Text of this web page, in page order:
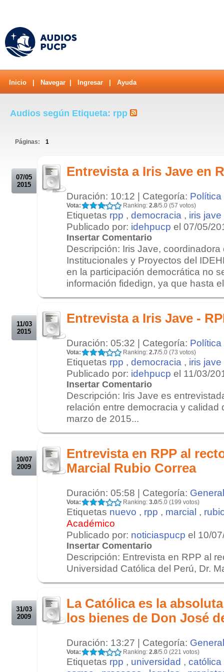
Inicio Navegar Ingresar Ayuda
Audios según Etiqueta: rpp
Páginas: 1
07/05
2015
Entrevista a Iris Jave en
Duración: 10:12 | Categoría: Política
Vota: Ranking: 2.8/5.0 (57 votos)
Etiquetas rpp , democracia , iris jave
Publicado por: idehpucp el 07/05/
Insertar Comentario
Descripción: Iris Jave,
Institucionales y Proyectos del
en la participación democrática no
información fidedign, ya que hasta
11/03
2015
Entrevista a Iris Jave -
Duración: 05:32 | Categoría: Política
Vota: Ranking: 2.7/5.0 (73 votos)
Etiquetas rpp , democracia , iris jave
Publicado por: idehpucp el 11/03/
Insertar Comentario
Descripción: Iris Jave es
relación entre democracia y calidad
marzo de 2015...
10/07
2009
Entrevista en RPP al
Marcial Rubio Correa
Duración: 05:58 | Categoría: General
Vota: Ranking: 3.0/5.0 (199 votos)
Etiquetas nuevo , rpp , marcial ,
Académico
Publicado por: noticiaspucp el 10/
Insertar Comentario
Descripción: Entrevista en RPP al
Universidad Católica del Perú, Dr.
31/03
2009
La Católica es la
los bienes de Don José
Duración: 13:27 | Categoría: General
Vota: Ranking: 2.8/5.0 (221 votos)
Etiquetas rpp , universidad , católica